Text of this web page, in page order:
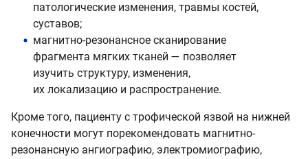
патологические изменения, травмы костей,
суставов;
магнитно-резонансное сканирование
фрагмента мягких тканей — позволяет
изучить структуру, изменения,
их локализацию и распространение.
Кроме того, пациенту с трофической язвой на нижней
конечности могут порекомендовать магнитно-
резонансную ангиографию, электромиографию,